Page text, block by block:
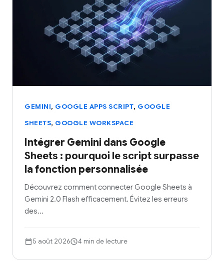
GEMINI, GOOGLE APPS SCRIPT, GOOGLE
SHEETS, GOOGLE WORKSPACE
Intégrer Gemini dans Google
Sheets : pourquoi le script surpasse
la fonction personnalisée
Découvrez comment connecter Google Sheets à
Gemini 2.0 Flash efficacement. Évitez les erreurs
des…
5 août 2026 4 min de lecture